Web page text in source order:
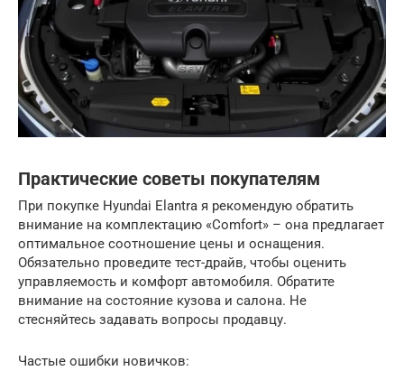
Практические советы покупателям
При покупке Hyundai Elantra я рекомендую обратить
внимание на комплектацию «Comfort» – она предлагает
оптимальное соотношение цены и оснащения.
Обязательно проведите тест-драйв, чтобы оценить
управляемость и комфорт автомобиля. Обратите
внимание на состояние кузова и салона. Не
стесняйтесь задавать вопросы продавцу.
Частые ошибки новичков: